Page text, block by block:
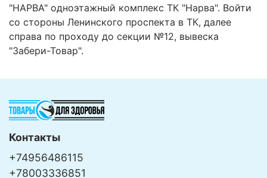
"НАРВА" одноэтажный комплекс ТК "Нарва". Войти
со стороны Ленинского проспекта в ТК, далее
справа по проходу до секции №12, вывеска
"Забери-Товар".
Контакты
+74956486115
+78003336851